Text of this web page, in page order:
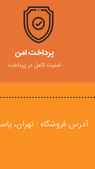
پرداخت امن
امنیت کامل در پرداخت
آدرس فروشگاه : تهران،